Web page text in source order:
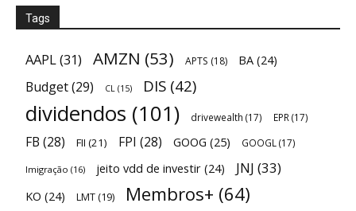
Tags
AAPL(31) AMZN (53) APTS (18) BA (24)
Budget(29) CL (15) DIS (42)
dividendos (101) drivewealth (17) EPR(17)
FB (28) FII (21) FPI (28) GOOG (25) GOOGL(17)
Imigração (16) jeito vdd de investir (24) JNJ (33)
KO (24) LMT (19) Membros+ (64)